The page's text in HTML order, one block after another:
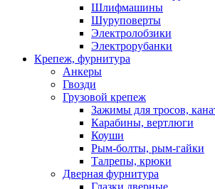
Шлифмашины
Шуруповерты
Электролобзики
Электрорубанки
Крепеж, фурнитура
Анкеры
Гвозди
Грузовой крепеж
Зажимы для тросов,
Карабины, вертлюги
Коуши
Рым-болты, рым-гайки
Талрепы, крюки
Дверная фурнитура
Глазки дверные